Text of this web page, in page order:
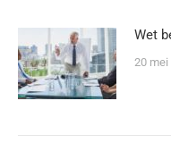
Wet
20 mei